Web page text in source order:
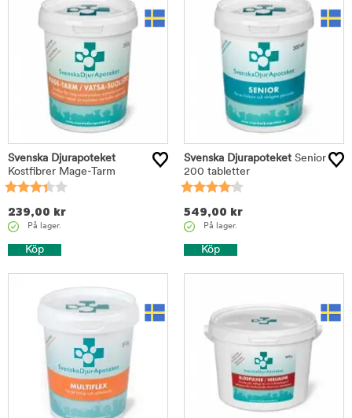
Svenska Djurapoteket
Kostfibrer Mage-Tarm
239,00 kr
På lager.
Köp
Svenska Djurapoteket Senior
200 tabletter
549,00 kr
På lager.
Köp